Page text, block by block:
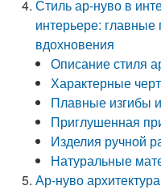
Стиль ар-нуво в
интерьере:
вдохновения
Описание стиля
Характерные
Плавные изгибы
Приглушенная
Изделия ручной
Натуральные
Ар-нуво